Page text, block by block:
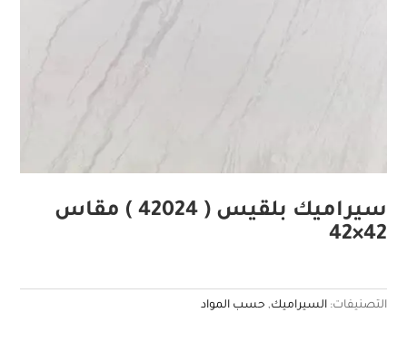
سيراميك بلقيس ( 42024 ) مقاس
42×42
التصنيفات:السيراميك, حسب المواد